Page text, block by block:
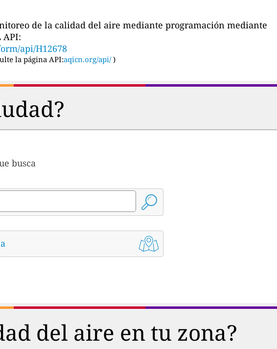
de la calidad del aire mediante programación mediante
API:
api/H12678
la página API:aqicn.org/api/ )
busca
del aire en tu zona?